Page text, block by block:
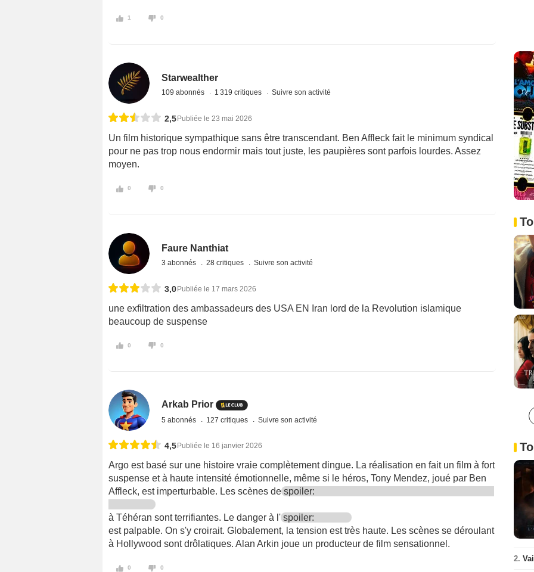
1 0
Starwealther
109 abonnés 1 319 critiques Suivre son activité
2,5Publiée le 23 mai 2026
Un film historique sympathique sans être transcendant. Ben Affleck fait le minimum syndical
pour ne pas trop nous endormir mais tout juste, les paupières sont parfois lourdes. Assez
moyen.
0 0
Faure Nanthiat
3 abonnés 28 critiques Suivre son activité
3,0Publiée le 17 mars 2026
une exfiltration des ambassadeurs des USA EN Iran lord de la Revolution islamique
beaucoup de suspense
0 0
Arkab Prior
5 abonnés 127 critiques Suivre son activité
4,5 Publiée le 16 janvier 2026
Argo est basé sur une histoire vraie complètement dingue. La réalisation en fait un film à fort
suspense et à haute intensité émotionnelle, même si le héros, Tony Mendez, joué par Ben
Affleck, est imperturbable. Les scènes de spoiler:
à Téhéran sont terrifiantes. Le danger à l' spoiler:
est palpable. On s'y croirait. Globalement, la tension est très haute. Les scènes se déroulant
à Hollywood sont drôlatiques. Alan Arkin joue un producteur de film sensationnel.
0 0
2.